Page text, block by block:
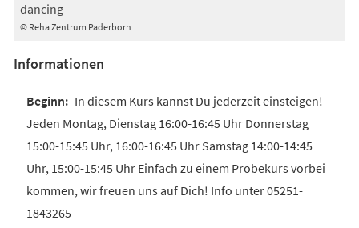
© Reha Zentrum Paderborn
dancing
Informationen
In diesem Kurs kannst Du jederzeit einsteigen!
Jeden Montag, Dienstag 16:00-16:45 Uhr Donnerstag
15:00-15:45 Uhr, 16:00-16:45 Uhr Samstag 14:00-14:45
Uhr, 15:00-15:45 Uhr Einfach zu einem Probekurs vorbei
kommen, wir freuen uns auf Dich! Info unter 05251-
1843265